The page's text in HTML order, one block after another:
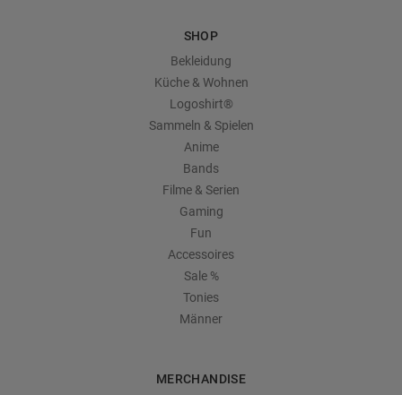
SHOP
Bekleidung
Küche & Wohnen
Logoshirt®
Sammeln & Spielen
Anime
Bands
Filme & Serien
Gaming
Fun
Accessoires
Sale %
Tonies
Männer
MERCHANDISE